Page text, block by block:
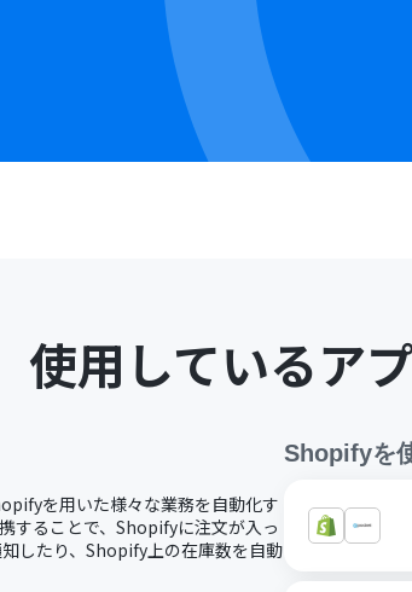
使用しているア
を用いた様々な業務を自動化す
することで、Shopifyに注文が入っ
したり、Shopify上の在庫数を自動
Shopifyを